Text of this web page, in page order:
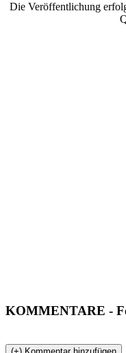
Die Veröffentlichung
KOMMENTARE -